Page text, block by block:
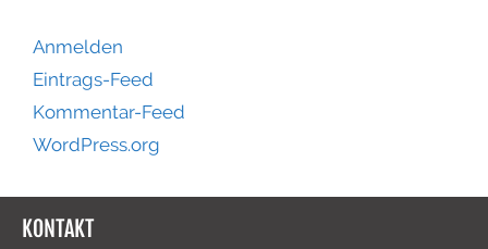
Anmelden
Eintrags-Feed
Kommentar-Feed
WordPress.org
KONTAKT